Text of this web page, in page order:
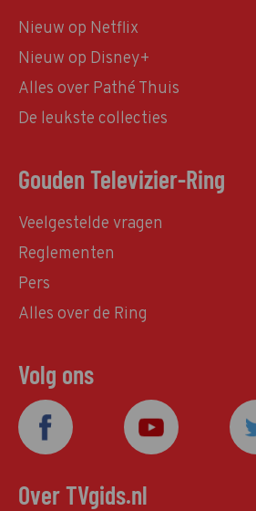
Nieuw op Netflix
Nieuw op Disney+
Alles over Pathé Thuis
De leukste collecties
Gouden Televizier-Ring
Veelgestelde vragen
Reglementen
Pers
Alles over de Ring
Volg ons
Over TVgids.nl